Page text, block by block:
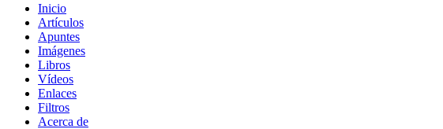
Inicio
Artículos
Apuntes
Imágenes
Libros
Vídeos
Enlaces
Filtros
Acerca de